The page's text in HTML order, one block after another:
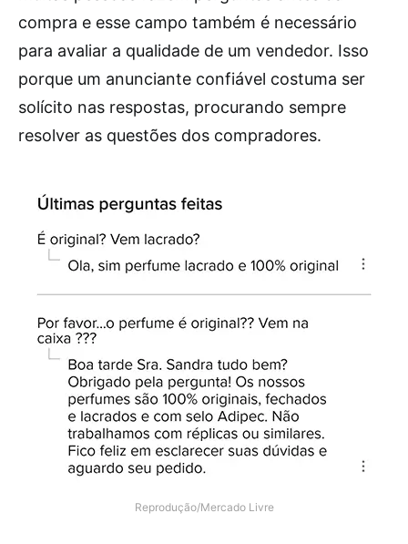
compra e esse campo também é necessário
para avaliar a qualidade de um vendedor. Isso
porque um anunciante confiável costuma ser
solícito nas respostas, procurando sempre
resolver as questões dos compradores.
Reprodução/Mercado Livre